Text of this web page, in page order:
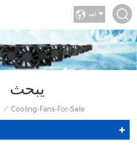
لغة
يبحث
/ Cooling-Fans-For-Sale